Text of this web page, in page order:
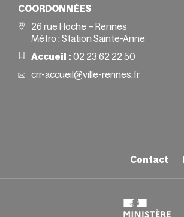
COORDONNÉES
26 rue Hoche – Rennes
Métro : Station Sainte-Anne
Accueil : 02 23 62 22 50
crr-accueil@ville-rennes.fr
Contact